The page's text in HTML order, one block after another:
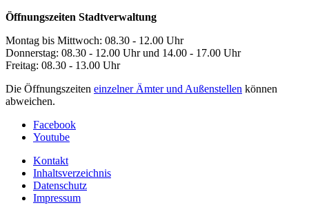
Öffnungszeiten Stadtverwaltung
Montag bis Mittwoch: 08.30 - 12.00 Uhr
Donnerstag: 08.30 - 12.00 Uhr und 14.00 - 17.00 Uhr
Freitag: 08.30 - 13.00 Uhr
Die Öffnungszeiten einzelner Ämter und Außenstellen können
abweichen.
Facebook
Youtube
Kontakt
Inhaltsverzeichnis
Datenschutz
Impressum